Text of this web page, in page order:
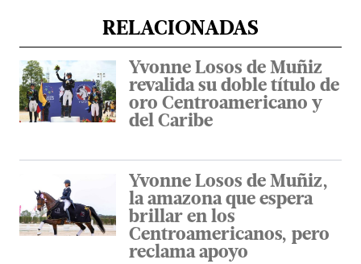
RELACIONADAS
Yvonne Losos de Muñiz
revalida su doble título de
oro Centroamericano y
del Caribe
Yvonne Losos de Muñiz,
la amazona que espera
brillar en los
Centroamericanos, pero
reclama apoyo